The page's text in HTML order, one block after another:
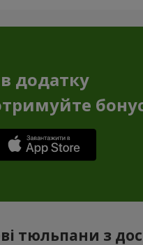
додатку
тюльпани з